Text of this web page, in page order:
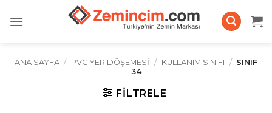
atla
ANA SAYFA / PVC YER DÖŞEMESI / KULLANIM SINIFI / SINIF
34
FILTRELE